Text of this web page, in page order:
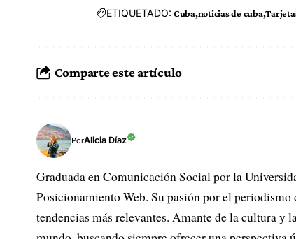
ETIQUETADO: Cuba noticias de cuba
Comparte este artículo
PorAlicia Díaz
Graduada en Comunicación Social por la
Posicionamiento Web. Su pasión por el
tendencias más relevantes. Amante de la cultura y